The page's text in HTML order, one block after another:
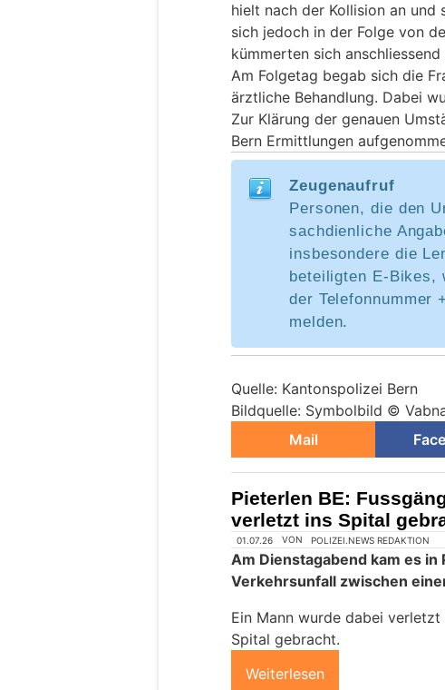
hielt nach der Kollision an und
sich jedoch in der Folge von
kümmerten sich
Am Folgetag begab sich die
ärztliche Behandlung. Dabei
Zur Klärung der genauen
Bern Ermittlungen
Zeugenaufruf
Personen, die den
sachdienliche
insbesondere die
beteiligten E-Bikes,
der Telefonnummer
melden.
Quelle: Kantonspolizei Bern
Bildquelle: Symbolbild ©
Mail
Pieterlen BE:
verletzt ins Spital